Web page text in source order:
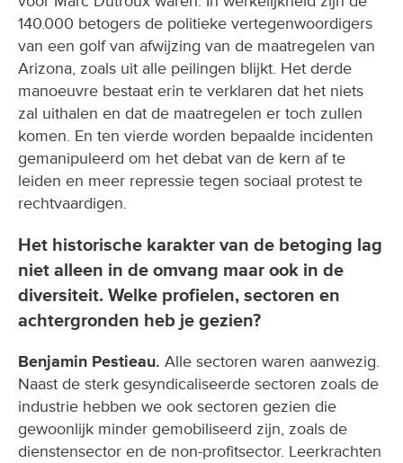
140.000 betogers de politieke vertegenwoordigers
van een golf van afwijzing van de maatregelen van
Arizona, zoals uit alle peilingen blijkt. Het derde
manoeuvre bestaat erin te verklaren dat het niets
zal uithalen en dat de maatregelen er toch zullen
komen. En ten vierde worden bepaalde incidenten
gemanipuleerd om het debat van de kern af te
leiden en meer repressie tegen sociaal protest te
rechtvaardigen.
Het historische karakter van de betoging lag
niet alleen in de omvang maar ook in de
diversiteit. Welke profielen, sectoren en
achtergronden heb je gezien?
Benjamin Pestieau. Alle sectoren waren aanwezig.
Naast de sterk gesyndicaliseerde sectoren zoals de
industrie hebben we ook sectoren gezien die
gewoonlijk minder gemobiliseerd zijn, zoals de
dienstensector en de non-profitsector. Leerkrachten